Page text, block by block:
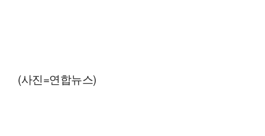
(사진=연합뉴스)